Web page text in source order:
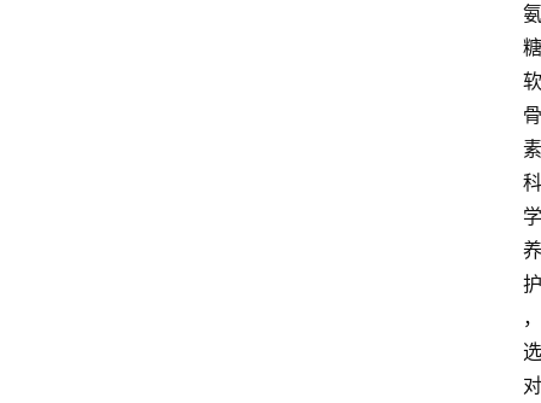
氨
糖
软
骨
素
科
学
养
护
，
选
对